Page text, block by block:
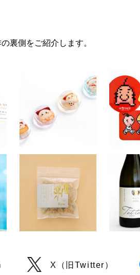
裏側をご紹介します。
X（旧Twitter）